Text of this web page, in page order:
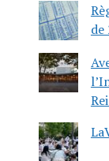
de